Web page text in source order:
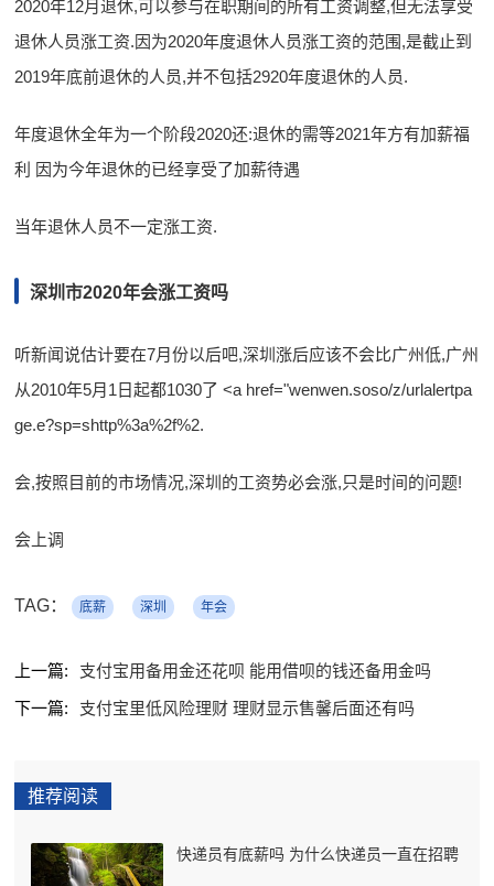
2020年12月退休,可以参与在职期间的所有工资调整,但无法享受
退休人员涨工资.因为2020年度退休人员涨工资的范围,是截止到
2019年底前退休的人员,并不包括2920年度退休的人员.
年度退休全年为一个阶段2020还:退休的需等2021年方有加薪福
利 因为今年退休的已经享受了加薪待遇
当年退休人员不一定涨工资.
深圳市2020年会涨工资吗
听新闻说估计要在7月份以后吧,深圳涨后应该不会比广州低,广州
从2010年5月1日起都1030了 <a href="wenwen.soso/z/urlalertpa
ge.e?sp=shttp%3a%2f%2.
会,按照目前的市场情况,深圳的工资势必会涨,只是时间的问题!
会上调
TAG： 底薪 深圳 年会
上一篇:
支付宝用备用金还花呗 能用借呗的钱还备用金吗
下一篇:
支付宝里低风险理财 理财显示售馨后面还有吗
推荐阅读
快递员有底薪吗 为什么快递员一直在招聘